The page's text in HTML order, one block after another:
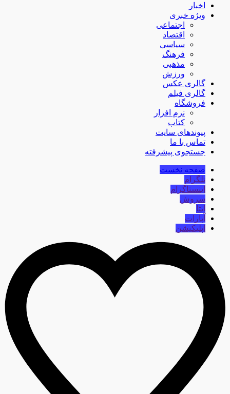
اخبار
ویژه خبری
اجتماعی
اقتصاد
سیاسی
فرهنگ
مذهبی
ورزش
گالری عکس
گالری فیلم
فروشگاه
نرم افزار
کتاب
پیوندهای سایت
تماس با ما
جستجوی پیشرفته
صفحه نخست
تلگرام
اینستاگرام
سروش
ایتا
آپارات
اپلیکیشن